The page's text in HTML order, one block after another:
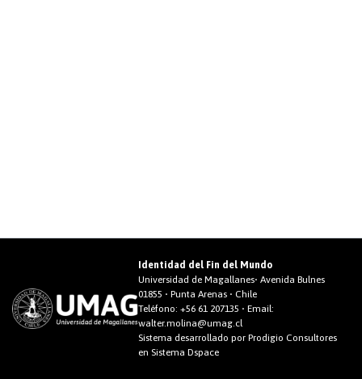
Identidad del Fin del Mundo
Universidad de Magallanes• Avenida Bulnes
01855 • Punta Arenas • Chile
Teléfono:+56 61 207135 • Email:
walter.molina@umag.cl
Sistema desarrollado por Prodigio Consultores
en Sistema Dspace